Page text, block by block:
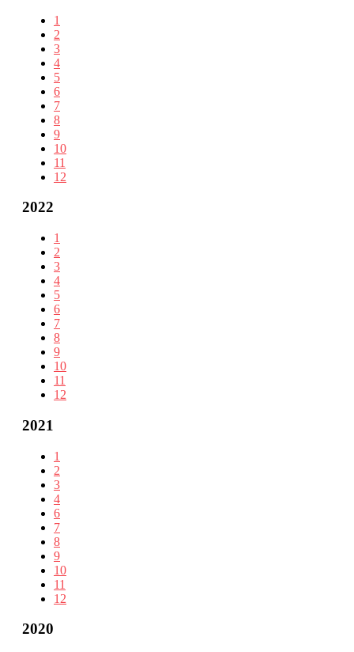
1
2
3
4
5
6
7
8
9
10
11
12
2022
1
2
3
4
5
6
7
8
9
10
11
12
2021
1
2
3
4
6
7
8
9
10
11
12
2020